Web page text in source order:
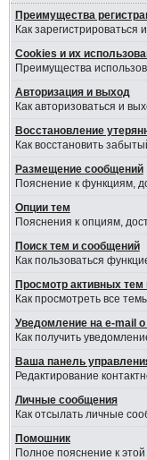
Преимущества
Как зарегистрироваться
Cookies и их
Преимущества
Авторизация и выход
Как авторизоваться и
Восстановление
Как восстановить
Размещение сообщений
Пояснение к функциям,
Опции тем
Пояснения к опциям,
Поиск тем и сообщений
Как пользоваться
Просмотр активных
Как просмотреть все
Уведомление на е-mail
Как получить
Ваша панель
Редактирование
Личные сообщения
Как отсылать личные
Помошник
Полное пояснение к